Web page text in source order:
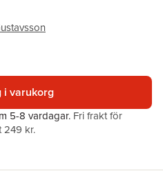
i varukorg
5-8 vardagar. Fri frakt för
249 kr.